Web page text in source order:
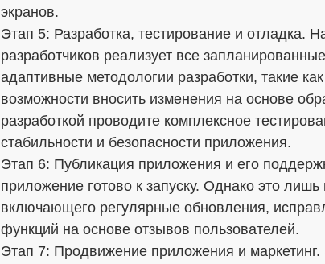
экранов.
Этап 5: Разработка, тестирование и отладка.
разработчиков реализует все
адаптивные методологии разработки, такие
возможности вносить изменения на основе
разработкой проводите комплексное
стабильности и безопасности приложения.
Этап 6: Публикация приложения и его
приложение готово к запуску. Однако это
включающего регулярные обновления,
функций на основе отзывов пользователей.
Этап 7: Продвижение приложения и